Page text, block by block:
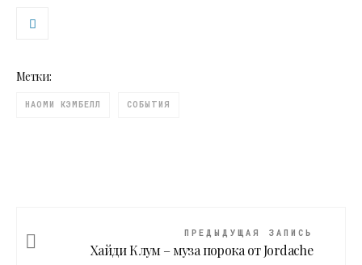
Метки:
НАОМИ КЭМБЕЛЛ СОБЫТИЯ
ПРЕДЫДУЩАЯ ЗАПИСЬ
Хайди Клум – муза порока от Jordache